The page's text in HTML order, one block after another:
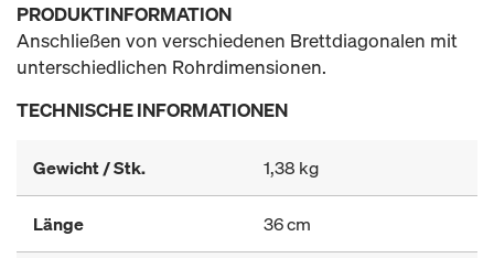
PRODUKTINFORMATION
Anschließen von verschiedenen Brettdiagonalen mit
unterschiedlichen Rohrdimensionen.
TECHNISCHE INFORMATIONEN
Gewicht / Stk. 1,38 kg
Länge 36 cm